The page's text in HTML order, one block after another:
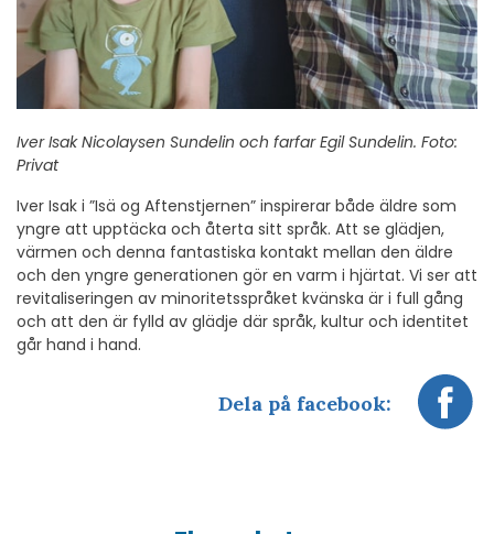
Iver Isak Nicolaysen Sundelin och farfar Egil Sundelin. Foto:
Privat
Iver Isak i ”Isä og Aftenstjernen” inspirerar både äldre som
yngre att upptäcka och återta sitt språk. Att se glädjen,
värmen och denna fantastiska kontakt mellan den äldre
och den yngre generationen gör en varm i hjärtat. Vi ser att
revitaliseringen av minoritetsspråket kvänska är i full gång
och att den är fylld av glädje där språk, kultur och identitet
går hand i hand.
Dela på facebook: